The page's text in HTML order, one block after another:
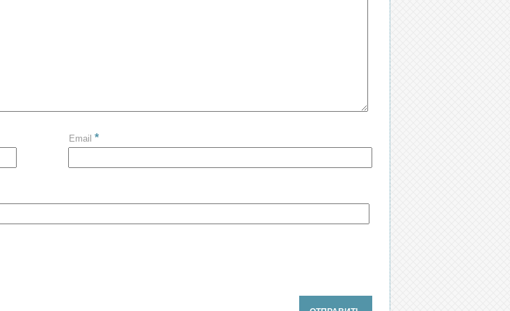
Email*